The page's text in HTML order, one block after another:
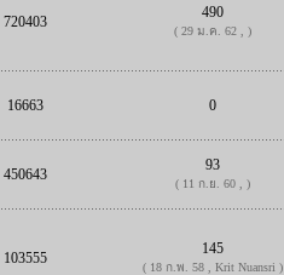
720403
490
( 29 ม.ค. 62 , )
16663 0
450643
93
( 11 ก.ย. 60 , )
103555
145
( 18 ก.พ. 58 , Krit Nuansri )